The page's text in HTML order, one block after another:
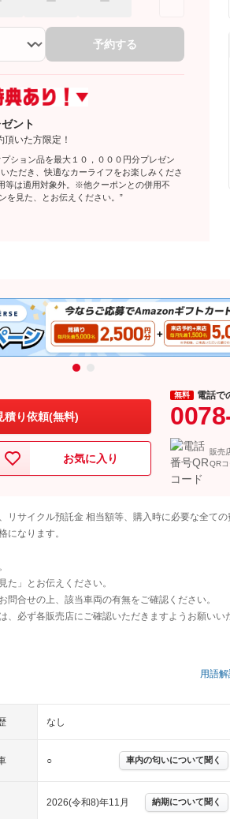
予約する
ント
いた方限定！
ション品を最大１０，０００円分プレゼン
ただき、快適なカーライフをお楽しみくださ
等は適用対象外。※他クーポンとの併用不
を見た、とお伝えください。”
積り依頼(無料)
お気に入り
無料 電話で
販売
QRコ
サイクル預託金 相当額等、購入時に必要な全ての
になります。
」とお伝えください。
合せの上、該当車両の有無をご確認ください。
必ず各販売店にご確認いただきますようお願いい
用語解
なし
○ 車内の匂いについて聞く
2026(令和8)年11月 納期について聞く